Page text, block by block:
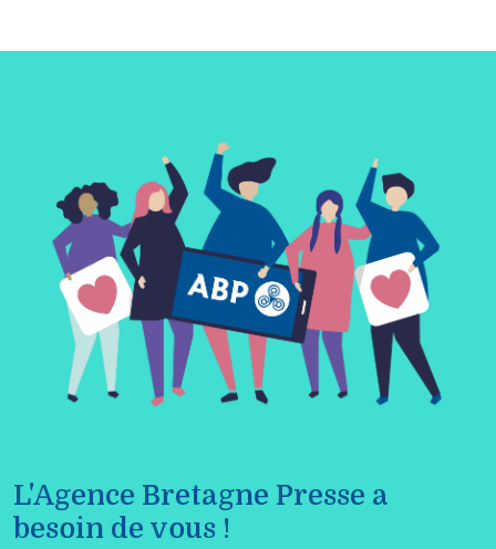
L'Agence Bretagne Presse a
besoin de vous !